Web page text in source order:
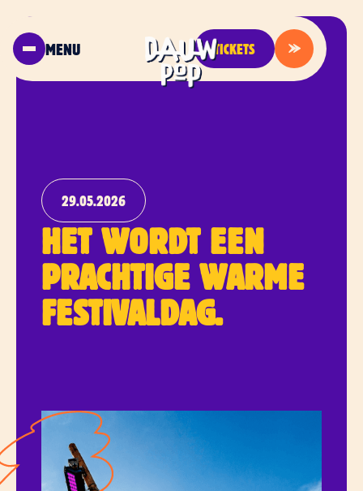
MENU TICKETS
29.05.2026
HET WORDT EEN
PRACHTIGE WARME
FESTIVALDAG.